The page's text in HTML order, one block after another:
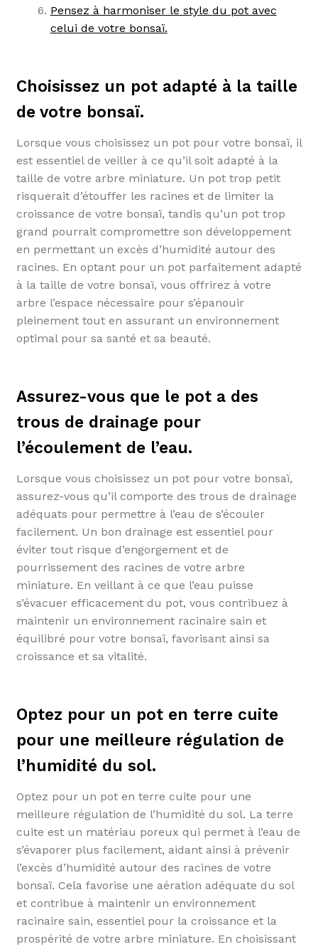
Pensez à harmoniser le style du pot avec
celui de votre bonsaï.
Choisissez un pot adapté à la taille
de votre bonsaï.
Lorsque vous choisissez un pot pour votre bonsaï, il
est essentiel de veiller à ce qu’il soit adapté à la
taille de votre arbre miniature. Un pot trop petit
risquerait d’étouffer les racines et de limiter la
croissance de votre bonsaï, tandis qu’un pot trop
grand pourrait compromettre son développement
en permettant un excès d’humidité autour des
racines. En optant pour un pot parfaitement adapté
à la taille de votre bonsaï, vous offrirez à votre
arbre l’espace nécessaire pour s’épanouir
pleinement tout en assurant un environnement
optimal pour sa santé et sa beauté.
Assurez-vous que le pot a des
trous de drainage pour
l’écoulement de l’eau.
Lorsque vous choisissez un pot pour votre bonsaï,
assurez-vous qu’il comporte des trous de drainage
adéquats pour permettre à l’eau de s’écouler
facilement. Un bon drainage est essentiel pour
éviter tout risque d’engorgement et de
pourrissement des racines de votre arbre
miniature. En veillant à ce que l’eau puisse
s’évacuer efficacement du pot, vous contribuez à
maintenir un environnement racinaire sain et
équilibré pour votre bonsaï, favorisant ainsi sa
croissance et sa vitalité.
Optez pour un pot en terre cuite
pour une meilleure régulation de
l’humidité du sol.
Optez pour un pot en terre cuite pour une
meilleure régulation de l’humidité du sol. La terre
cuite est un matériau poreux qui permet à l’eau de
s’évaporer plus facilement, aidant ainsi à prévenir
l’excès d’humidité autour des racines de votre
bonsaï. Cela favorise une aération adéquate du sol
et contribue à maintenir un environnement
racinaire sain, essentiel pour la croissance et la
prospérité de votre arbre miniature. En choisissant